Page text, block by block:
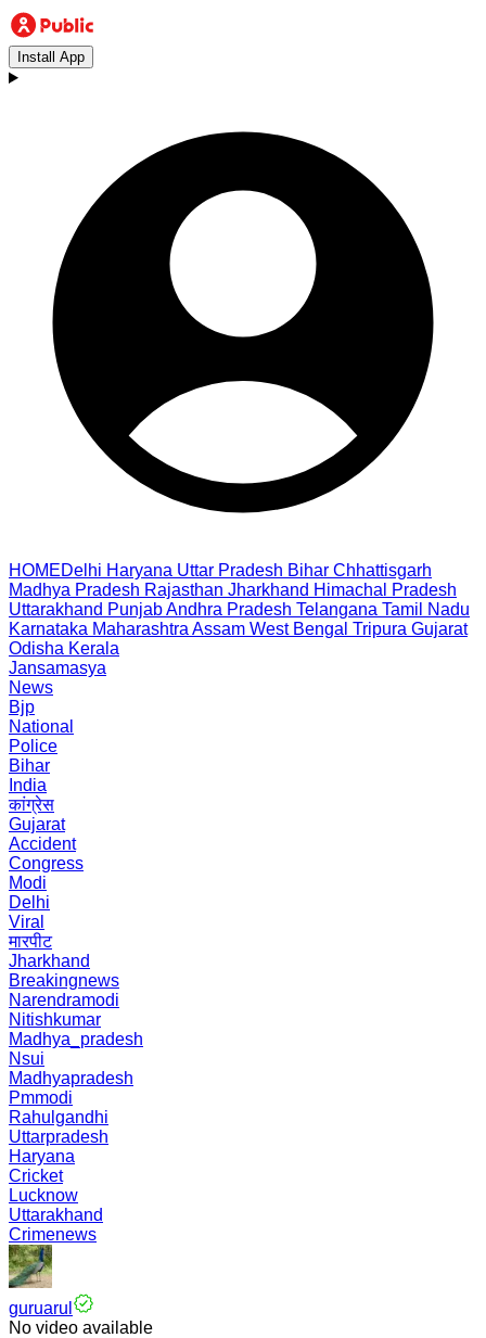
Install App
HOMEDelhi Haryana Uttar Pradesh Bihar Chhattisgarh
Madhya Pradesh Rajasthan Jharkhand Himachal Pradesh
Uttarakhand PunjabAndhra Pradesh Telangana Tamil Nadu
Karnataka Maharashtra Assam West Bengal Tripura Gujarat
Odisha Kerala
Jansamasya
News
Bjp
National
Police
Bihar
India
कांग्रेस
Gujarat
Accident
Congress
Modi
Delhi
Viral
मारपीट
Jharkhand
Breakingnews
Narendramodi
Nitishkumar
Madhya_pradesh
Nsui
Madhyapradesh
Pmmodi
Rahulgandhi
Uttarpradesh
Haryana
Cricket
Lucknow
Uttarakhand
Crimenews
guruarul
No video available